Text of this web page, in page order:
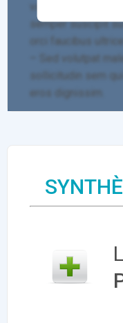
varius, egestas
semper suscipit
orci faucibus
– Sed volutpat
sollicitudin sem
eros dignissim.